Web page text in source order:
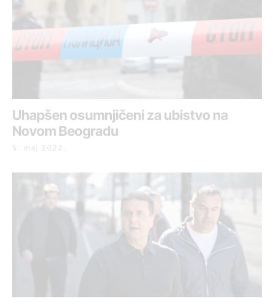
Uhapšen osumnjičeni za ubistvo na
Novom Beogradu
5. maj 2022.